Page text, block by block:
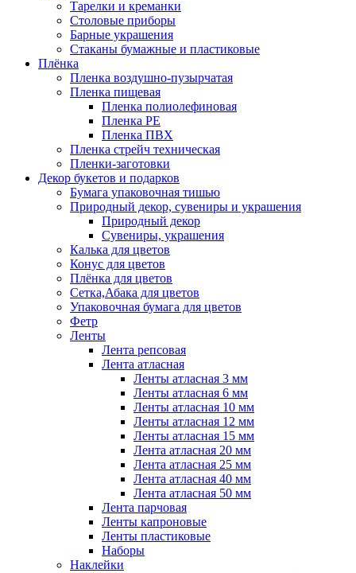
Тарелки и креманки
Столовые приборы
Барные украшения
Стаканы бумажные и пластиковые
Плёнка
Пленка воздушно-пузырчатая
Пленка пищевая
Пленка полиолефиновая
Пленка PE
Пленка ПВХ
Пленка стрейч техническая
Пленки-заготовки
Декор букетов и подарков
Бумага упаковочная тишью
Природный декор, сувениры и украшения
Природный декор
Сувениры, украшения
Калька для цветов
Конус для цветов
Плёнка для цветов
Сетка,Абака для цветов
Упаковочная бумага для цветов
Фетр
Ленты
Лента репсовая
Лента атласная
Ленты атласная 3 мм
Ленты атласная 6 мм
Ленты атласная 10 мм
Ленты атласная 12 мм
Ленты атласная 15 мм
Лента атласная 20 мм
Лента атласная 25 мм
Лента атласная 40 мм
Лента атласная 50 мм
Лента парчовая
Ленты капроновые
Ленты пластиковые
Наборы
Наклейки